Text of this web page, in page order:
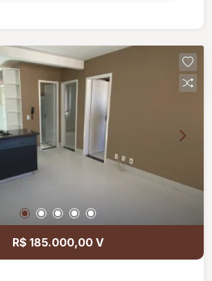
box em vidro temperado e
pias. Casa semi mobiliada com
mesa e cadeiras, geladeira,
e 03 cama de casal. O
portaria 24 horas, academia,
de festas, quadra esportiva, sala
e sauna, proporcionando
e lazer para toda a família.
R$ 185.000,00 V